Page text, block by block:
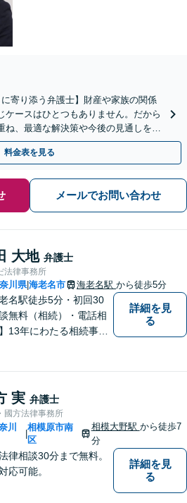
寄り添う弁護士】財産や家族の関係
ケースはひとつもありません。だから
、最適な解決策や今後の見通しを明
事務所へご相談ください。
料金表を見る
メールでお問い合わせ
大地 弁護士
法律事務所
川県|海老名市 海老名駅 から徒歩5分
老名駅徒歩5分・初回30
無料（相続）・電話相
13年にわたる相続事件
います。
詳細を見
る
実 弁護士
國方法律事務所
川
相模原市南
区
相模大野駅 から徒歩7
分
律相談30分まで無料。
応可能。
詳細を見
る